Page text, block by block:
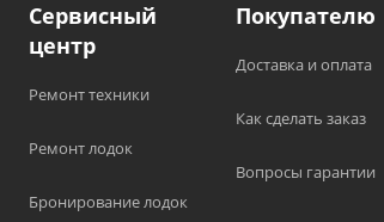
Сервисный
центр
Ремонт техники
Ремонт лодок
Бронирование лодок
Покупателю
Доставка и оплата
Как сделать заказ
Вопросы гарантии